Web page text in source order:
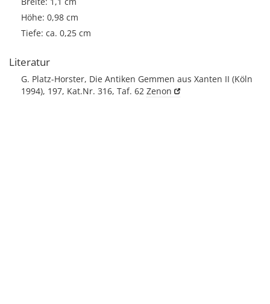
Höhe: 0,98 cm
Tiefe: ca. 0,25 cm
Literatur
G. Platz-Horster, Die Antiken Gemmen aus Xanten II (Köln
1994), 197, Kat.Nr. 316, Taf. 62 Zenon